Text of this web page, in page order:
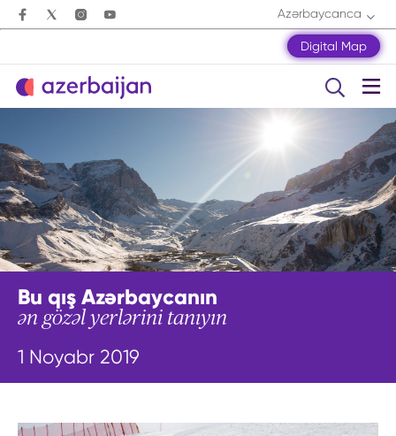
Azərbaycanca
Digital Map
Bu qış Azərbaycanın
ən gözəl yerlərini tanıyın
1 Noyabr 2019